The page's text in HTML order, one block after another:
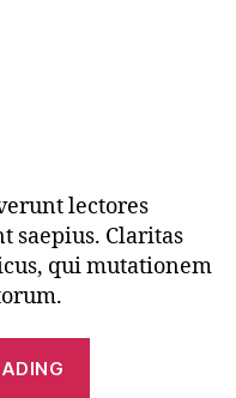
lectores
saepius. Claritas
qui mutationem